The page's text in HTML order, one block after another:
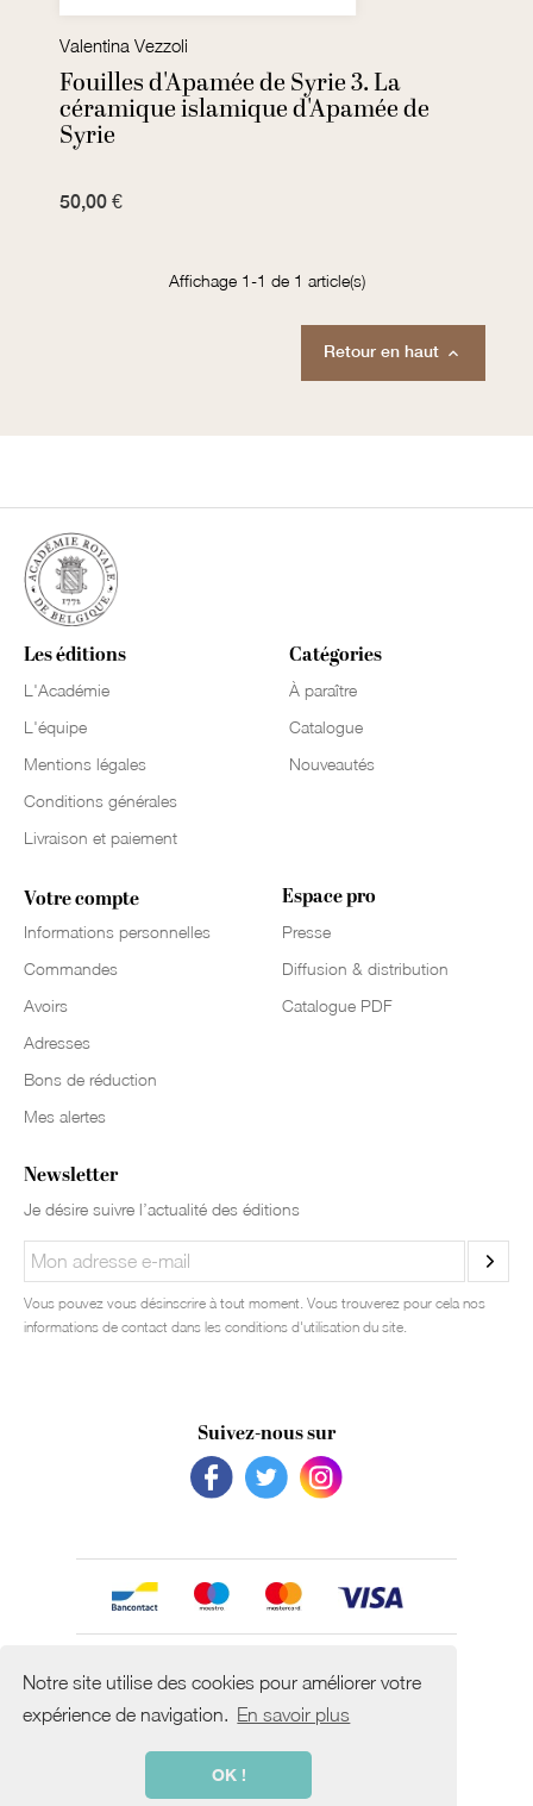
Notre site utilise des cookies pour améliorer votre
expérience de navigation. En savoir plus
OK !
Valentina Vezzoli
Fouilles d'Apamée de Syrie 3. La
céramique islamique d'Apamée de
Syrie
50,00 €
Affichage 1-1 de 1 article(s)
Retour en haut 
Les éditions
L'Académie
L'équipe
Mentions légales
Conditions générales
Livraison et paiement
Catégories
À paraître
Catalogue
Nouveautés
Votre compte
Informations personnelles
Commandes
Avoirs
Adresses
Bons de réduction
Mes alertes
Espace pro
Presse
Diffusion & distribution
Catalogue PDF
Newsletter
Je désire suivre l’actualité des éditions
Vous pouvez vous désinscrire à tout moment. Vous trouverez pour cela nos
informations de contact dans les conditions d'utilisation du site.
Suivez-nous sur